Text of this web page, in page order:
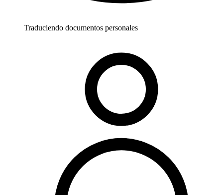
Traduciendo documentos personales